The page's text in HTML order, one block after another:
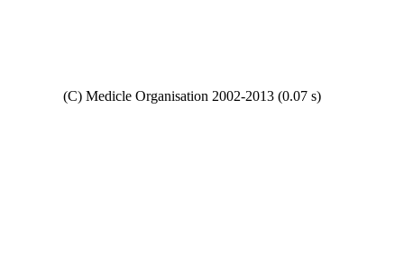
(C) Medicle Organisation 2002-2013 (0.07 s)